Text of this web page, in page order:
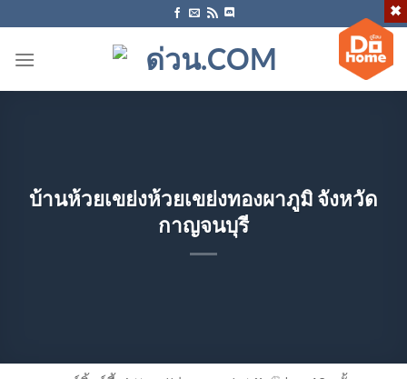
ไป
บ้านห้วยเขย่งห้วยเขย่งทองผาภูมิ จังหวัด
กาญจนบุรี